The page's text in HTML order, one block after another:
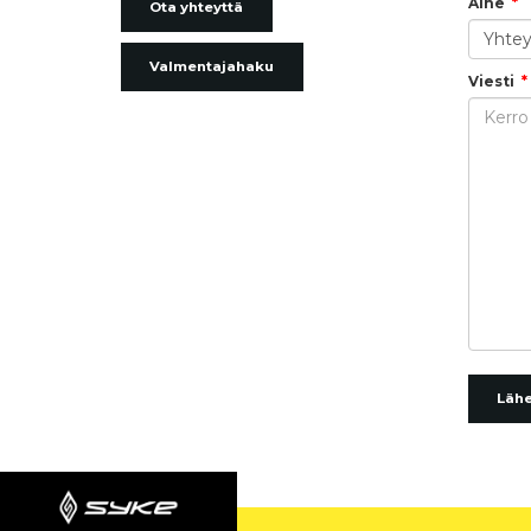
Ota yhteyttä
Valmentajahaku
Viesti